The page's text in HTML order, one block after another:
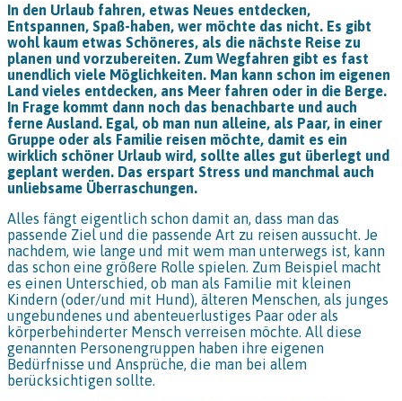
In den Urlaub fahren, etwas Neues entdecken,
Entspannen, Spaß-haben, wer möchte das nicht. Es gibt
wohl kaum etwas Schöneres, als die nächste Reise zu
planen und vorzubereiten. Zum Wegfahren gibt es fast
unendlich viele Möglichkeiten. Man kann schon im eigenen
Land vieles entdecken, ans Meer fahren oder in die Berge.
In Frage kommt dann noch das benachbarte und auch
ferne Ausland. Egal, ob man nun alleine, als Paar, in einer
Gruppe oder als Familie reisen möchte, damit es ein
wirklich schöner Urlaub wird, sollte alles gut überlegt und
geplant werden. Das erspart Stress und manchmal auch
unliebsame Überraschungen.
Alles fängt eigentlich schon damit an, dass man das
passende Ziel und die passende Art zu reisen aussucht. Je
nachdem, wie lange und mit wem man unterwegs ist, kann
das schon eine größere Rolle spielen. Zum Beispiel macht
es einen Unterschied, ob man als Familie mit kleinen
Kindern (oder/und mit Hund), älteren Menschen, als junges
ungebundenes und abenteuerlustiges Paar oder als
körperbehinderter Mensch verreisen möchte. All diese
genannten Personengruppen haben ihre eigenen
Bedürfnisse und Ansprüche, die man bei allem
berücksichtigen sollte.